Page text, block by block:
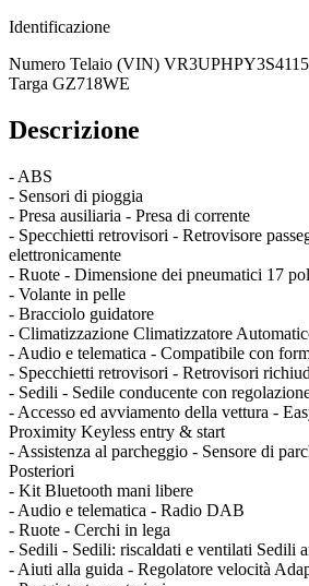
Identificazione
Numero Telaio (VIN)
Targa GZ718WE
Descrizione
- ABS
- Sensori di pioggia
- Presa ausiliaria - Presa di corrente
- Specchietti retrovisori - Retrovisore
elettronicamente
- Ruote - Dimensione dei pneumatici 17
- Volante in pelle
- Bracciolo guidatore
- Climatizzazione Climatizzatore
- Audio e telematica - Compatibile con
- Specchietti retrovisori - Retrovisori
- Sedili - Sedile conducente con
- Accesso ed avviamento della vettura -
Proximity Keyless entry & start
- Assistenza al parcheggio - Sensore di
Posteriori
- Kit Bluetooth mani libere
- Audio e telematica - Radio DAB
- Ruote - Cerchi in lega
- Sedili - Sedili: riscaldati e ventilati Sedili
- Aiuti alla guida - Regolatore velocità